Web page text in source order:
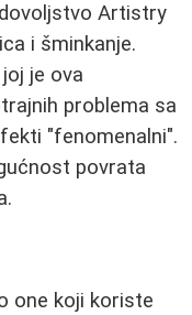
Artistry
i šminkanje.
je ova
problema sa
"fenomenalni".
povrata
one koji koriste